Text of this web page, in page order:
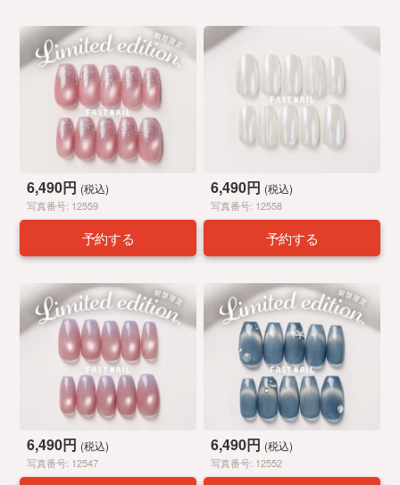
6,490円 (税込)
写真番号: 12559
予約する
6,490円 (税込)
写真番号: 12558
予約する
6,490円 (税込)
写真番号: 12547
6,490円 (税込)
写真番号: 12552